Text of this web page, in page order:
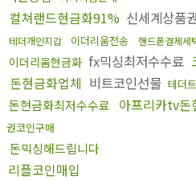
컬쳐랜드현금화91% 신세계상품
테더개인지갑 이더리움전송 핸드폰결제세
이더리움현금화 fx믹싱최저수수료
돈현금화업체 비트코인선물 테더
돈현금화최저수수료
아프리카tv돈
권코인구매
돈믹싱해드립니다
리플코인매입